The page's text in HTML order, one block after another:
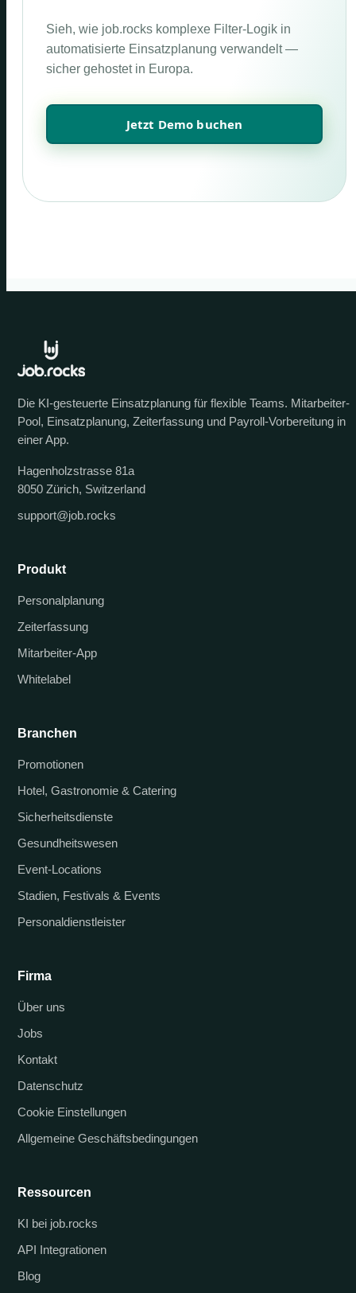
Sieh, wie job.rocks komplexe Filter-Logik in
automatisierte Einsatzplanung verwandelt —
sicher gehostet in Europa.
Jetzt Demo buchen
Die KI-gesteuerte Einsatzplanung für flexible Teams. Mitarbeiter-
Pool, Einsatzplanung, Zeiterfassung und Payroll-Vorbereitung in
einer App.
Hagenholzstrasse 81a
8050 Zürich, Switzerland
support@job.rocks
Produkt
Personalplanung
Zeiterfassung
Mitarbeiter-App
Whitelabel
Branchen
Promotionen
Hotel, Gastronomie & Catering
Sicherheitsdienste
Gesundheitswesen
Event-Locations
Stadien, Festivals & Events
Personaldienstleister
Firma
Über uns
Jobs
Kontakt
Datenschutz
Cookie Einstellungen
Allgemeine Geschäftsbedingungen
Ressourcen
KI bei job.rocks
API Integrationen
Blog